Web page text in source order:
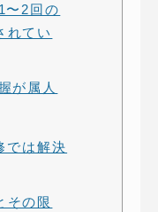
2回の
れてい
が属人
では解決
その限